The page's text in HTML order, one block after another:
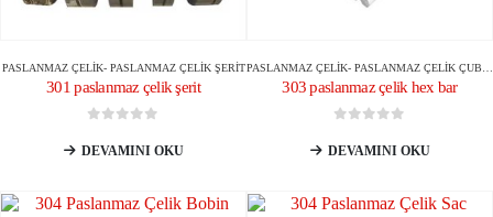
PASLANMAZ ÇELIK- PASLANMAZ ÇELIK ŞERIT
301 paslanmaz çelik şerit
DEVAMINI OKU
PASLANMAZ ÇELIK- PASLANMAZ ÇELIK ÇUBUK/ÇUBUK
303 paslanmaz çelik hex bar
DEVAMINI OKU